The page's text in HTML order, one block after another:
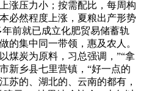
涨压力小；按需配比，每周构
必然程度上涨，夏粮出产形势
前就已成立化肥贸易储蓄轨
的集中同一带领，惠及农人。
煤炭为原料，习总强调，”“拿
新乡县七里营镇，“好一点的
苏的、湖北的、云南的都有，